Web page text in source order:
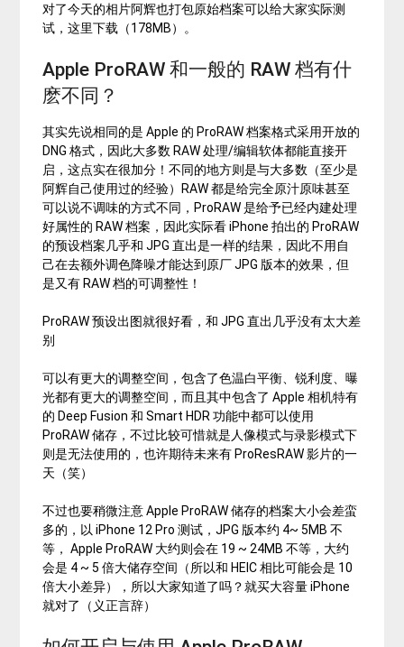
对了今天的相片阿辉也打包原始档案可以给大家实际测
试，这里下载（178MB）。
Apple ProRAW 和一般的 RAW 档有什
麽不同？
其实先说相同的是 Apple 的 ProRAW 档案格式采用开放的
DNG 格式，因此大多数 RAW 处理/编辑软体都能直接开
启，这点实在很加分！不同的地方则是与大多数（至少是
阿辉自己使用过的经验）RAW 都是给完全原汁原味甚至
可以说不调味的方式不同，ProRAW 是给予已经内建处理
好属性的 RAW 档案，因此实际看 iPhone 拍出的 ProRAW
的预设档案几乎和 JPG 直出是一样的结果，因此不用自
己在去额外调色降噪才能达到原厂 JPG 版本的效果，但
是又有 RAW 档的可调整性！
ProRAW 预设出图就很好看，和 JPG 直出几乎没有太大差
别
可以有更大的调整空间，包含了色温白平衡、锐利度、曝
光都有更大的调整空间，而且其中包含了 Apple 相机特有
的 Deep Fusion 和 Smart HDR 功能中都可以使用
ProRAW 储存，不过比较可惜就是人像模式与录影模式下
则是无法使用的，也许期待未来有 ProResRAW 影片的一
天（笑）
不过也要稍微注意 Apple ProRAW 储存的档案大小会差蛮
多的，以 iPhone 12 Pro 测试，JPG 版本约 4~ 5MB 不
等， Apple ProRAW 大约则会在 19 ~ 24MB 不等，大约
会是 4 ~ 5 倍大储存空间（所以和 HEIC 相比可能会是 10
倍大小差异），所以大家知道了吗？就买大容量 iPhone
就对了（义正言辞）